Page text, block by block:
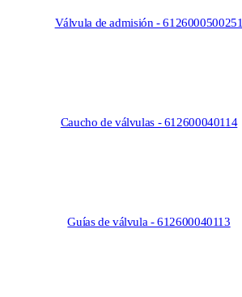
Válvula de admisión - 6126000500251
Caucho de válvulas - 612600040114
Guías de válvula - 612600040113